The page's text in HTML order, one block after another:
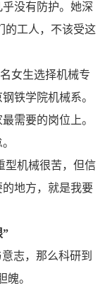
没有防护。她深
的工人，不该受这
女生选择机械专
铁学院机械系。
需要的岗位上。
型机械很苦，但信
地方，就是我要
”
志，那么科研到
魄。